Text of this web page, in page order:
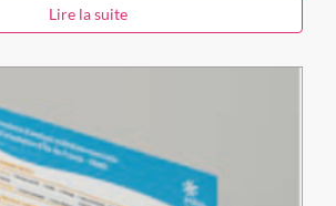
Lire la suite